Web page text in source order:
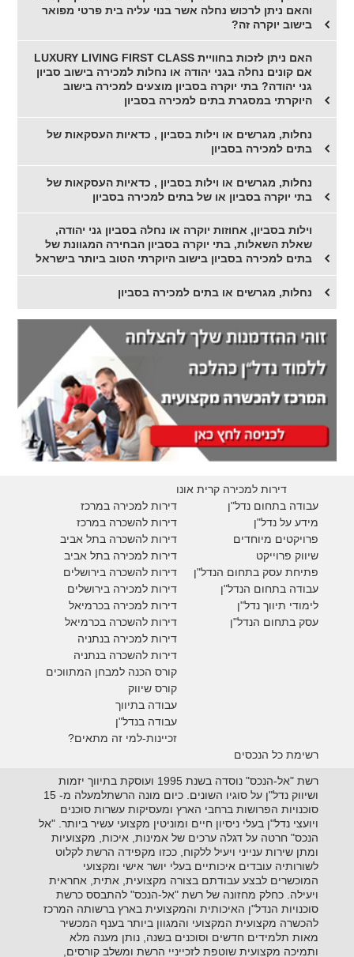
והאם ניתן לרכוש נחלה אשר בנוי עליה בית פרטי מפואר
בישוב יוקרה זה?
האם ניתן לזכות בחוויית LUXURY LIVING FIRST CLASS
אם קונים נחלה בגני יהודה או נחלות למכירה בישוב סביון
גני יהודה? בתי יוקרה בסביון מוצעים למכירה בישוב
היוקרתי במסגרת בתים למכירה בסביון
נחלות, מגרשים או וילות בסביון , כדאיות העסקאות של
בתים למכירה בסביון
נחלות, מגרשים או וילות בסביון , כדאיות העסקאות של
בתי יוקרה בסביון או של בתים למכירה בסביון
וילות בסביון, אחוזות יוקרה או נחלה בסביון גני יהודה,
שאלת השאלות, בתי יוקרה בסביון הבחירה המגוונת של
בתים למכירה בסביון בישוב היוקרתי הטוב ביותר בישראל
נחלות, מגרשים או בתים למכירה בסביון
דירות למכירה קרית אונו
דירות למכירה במרכז
דירות להשכרה במרכז
דירות להשכרה בתל אביב
דירות למכירה בתל אביב
דירות להשכרה בירושלים
דירות למכירה בירושלים
דירות למכירה בכרמיאל
דירות להשכרה בכרמיאל
דירות למכירה בנתניה
דירות להשכרה בנתניה
קורס הכנה למבחן המתווכים
קורס שיווק
עבודה בתיווך
עבודה בנדל"ן
זכיינות-למי זה מתאים?
עבודה בתחום נדל"ן
מידע על נדל"ן
פרויקטים מיוחדים
שיווק פרוייקט
פתיחת עסק בתחום הנדל"ן
עבודה בתחום הנדל"ן
לימודי תיווך נדל"ן
עסק בתחום הנדל"ן
רשימת כל הנכסים
רשת "אל-הנכס" נוסדה בשנת 1995 ועוסקת בתיווך יזמות
ושיווק נדל"ן על סוגיו השונים. כיום מונה הרשתלמעלה מ- 15
סוכנויות הפרושות ברחבי הארץ ומעסיקות עשרות סוכנים
ויועצי נדל"ן בעלי ניסיון חיים ומוניטין מקצועי עשיר ביותר. "אל
הנכס" חרטה על דגלה ערכים של אמינות, איכות, מקצועיות
ומתן שירות ענייני ויעיל ללקוח, ככזו מקפידה הרשת לקלוט
לשורותיה עובדים איכותיים בעלי יושר אישי ומקצועי
המוכשרים לבצע עבודתם בצורה מקצועית, אתית, אחראית
ויעילה. כחלק מחזונה של רשת "אל-הנכס" להתבסס כרשת
סוכנויות הנדל"ן האיכותית והמקצועית בארץ ברשותה המרכז
להכשרה מקצועית המקצועי והמגוון ביותר בענף המכשיר
מאות תלמידים חדשים וסוכנים בשנה, נותן מענה מלא
ותמיכה מקצועית שוטפת לזכייניי הרשת ומשלב קורסים,